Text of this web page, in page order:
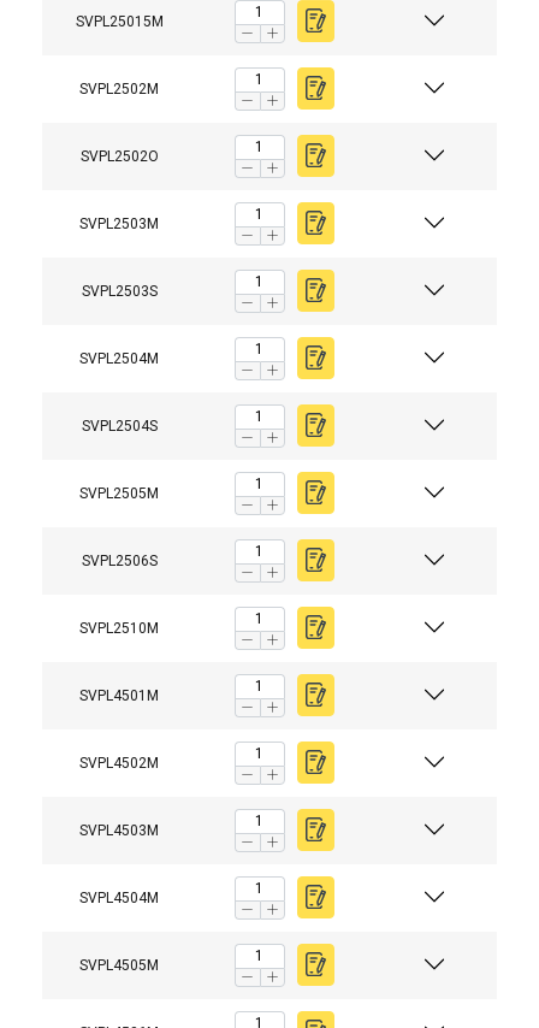
SVPL25015M
SVPL2502M
SVPL2502O
SVPL2503M
SVPL2503S
SVPL2504M
SVPL2504S
SVPL2505M
SVPL2506S
SVPL2510M
SVPL4501M
SVPL4502M
SVPL4503M
SVPL4504M
SVPL4505M